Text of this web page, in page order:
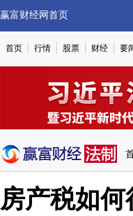
赢富财经网首页
首页 行情 股票 财经 要
房产税如